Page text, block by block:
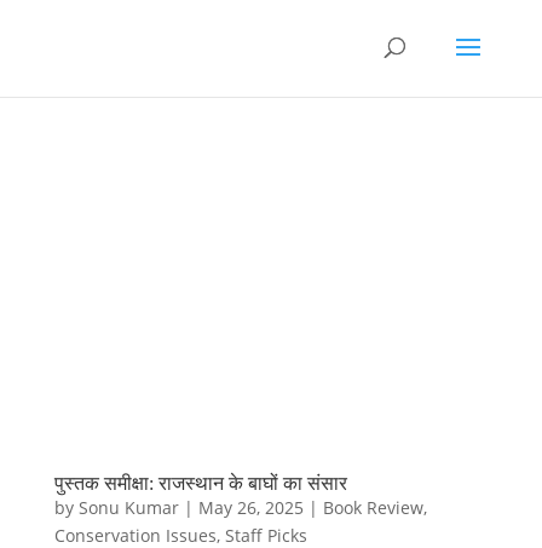
पुस्तक समीक्षा: राजस्थान के बाघों का संसार
by Sonu Kumar| May 26, 2025 | Book Review,
Conservation Issues, Staff Picks